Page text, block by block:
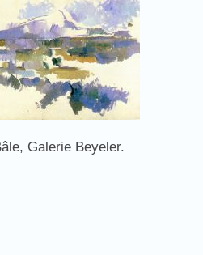
Galerie Beyeler.